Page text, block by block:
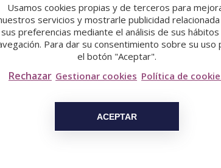
Usamos cookies propias y de terceros para
servicios y mostrarle publicidad relacionada
sus preferencias mediante el análisis de sus
Para dar su consentimiento sobre su uso
el botón "Aceptar".
Rechazar Gestionar cookies Política de
ACEPTAR